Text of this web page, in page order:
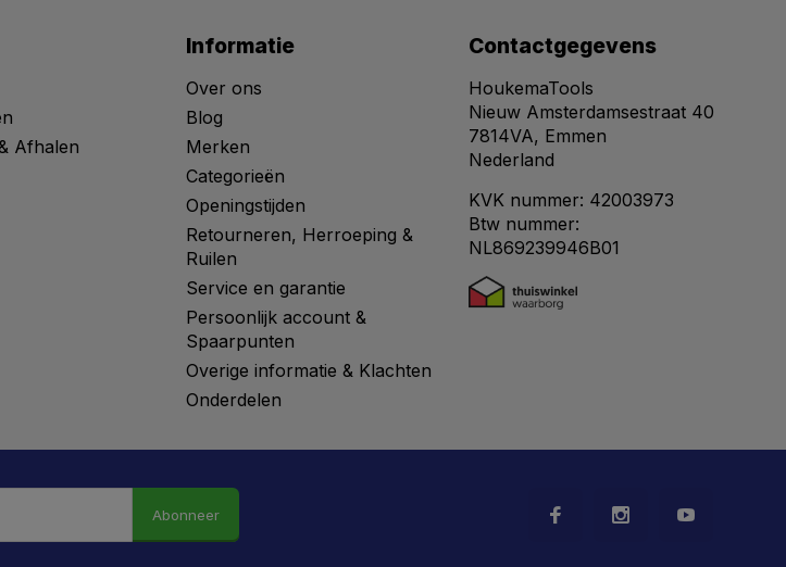
Afhalen
Informatie
Over ons
Blog
Merken
Categorieën
Openingstijden
Retourneren, Herroeping &
Ruilen
Service en garantie
Persoonlijk account &
Spaarpunten
Overige informatie & Klachten
Onderdelen
Contactgegevens
HoukemaTools
Nieuw Amsterdamsestraat 40
7814VA, Emmen
Nederland
KVK nummer: 42003973
Btw nummer:
NL869239946B01
Abonneer
€5 korting!
naar je mailbox.